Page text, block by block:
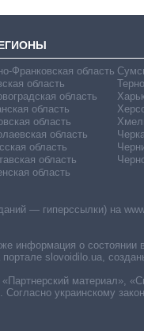
Франковская область
область
область
область
область
область
область
область
область
— гиперссылки) на
информация о состоянии
slovoidilo.ua,
материал»,
украинскому